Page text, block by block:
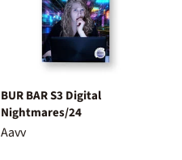
BUR BAR S3 Digital
Nightmares/24
Aavv